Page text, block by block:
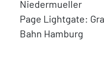
Niedermueller
Page Lightgate:
Bahn Hamburg